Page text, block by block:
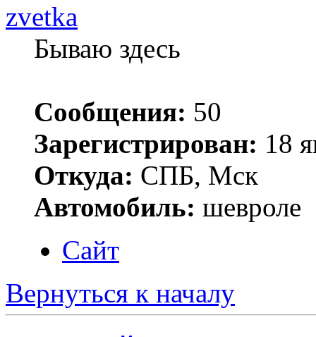
zvetka
Бываю здесь
Сообщения: 50
Зарегистрирован: 18
Откуда: СПБ, Мск
Автомобиль: шевроле
Сайт
Вернуться к началу